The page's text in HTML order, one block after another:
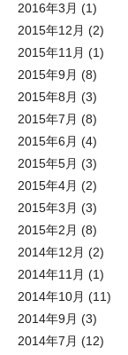
2016年3月 (1)
2015年12月 (2)
2015年11月 (1)
2015年9月 (8)
2015年8月 (3)
2015年7月 (8)
2015年6月 (4)
2015年5月 (3)
2015年4月 (2)
2015年3月 (3)
2015年2月 (8)
2014年12月 (2)
2014年11月 (1)
2014年10月 (11)
2014年9月 (3)
2014年7月 (12)